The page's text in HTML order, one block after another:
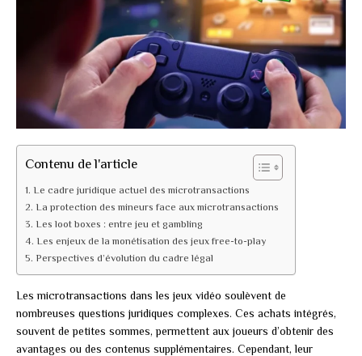
Contenu de l'article
Le cadre juridique actuel des microtransactions
La protection des mineurs face aux microtransactions
Les loot boxes : entre jeu et gambling
Les enjeux de la monétisation des jeux free-to-play
Perspectives d’évolution du cadre légal
Les microtransactions dans les jeux vidéo soulèvent de
nombreuses questions juridiques complexes. Ces achats intégrés,
souvent de petites sommes, permettent aux joueurs d’obtenir des
avantages ou des contenus supplémentaires. Cependant, leur